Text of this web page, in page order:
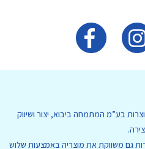
בע”מ המתמחה ביבוא, יצור ושיווק
גם משווקת את מוצריה באמצעות שלוש